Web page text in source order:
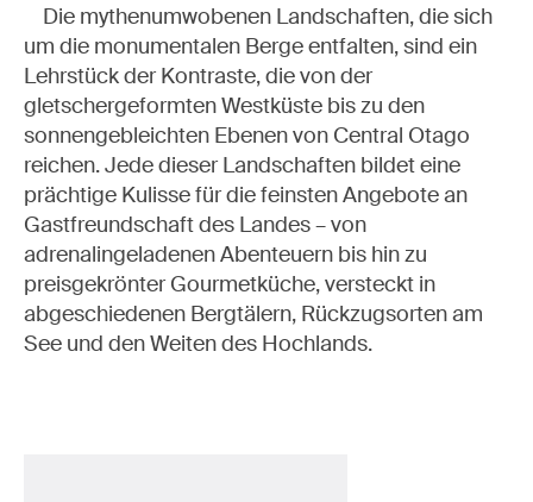
Die mythenumwobenen Landschaften, die sich
um die monumentalen Berge entfalten, sind ein
Lehrstück der Kontraste, die von der
gletschergeformten Westküste bis zu den
sonnengebleichten Ebenen von Central Otago
reichen. Jede dieser Landschaften bildet eine
prächtige Kulisse für die feinsten Angebote an
Gastfreundschaft des Landes – von
adrenalingeladenen Abenteuern bis hin zu
preisgekrönter Gourmetküche, versteckt in
abgeschiedenen Bergtälern, Rückzugsorten am
See und den Weiten des Hochlands.